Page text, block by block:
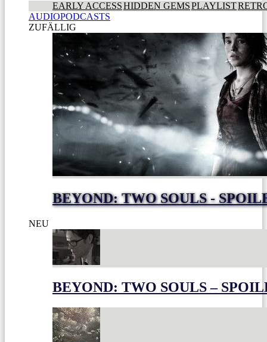
EARLY ACCESSHIDDEN GEMSPLAYLIST
AUDIOPODCASTS
ZUFÄLLIG
BEYOND: TWO SOULS -
NEU
BEYOND: TWO SOULS –